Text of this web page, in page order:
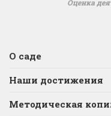
Оценка
О саде
Наши достижения
Методическая